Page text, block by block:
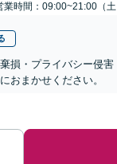
業時間：09:00~21:00（土
損・プライバシー
おまかせください。